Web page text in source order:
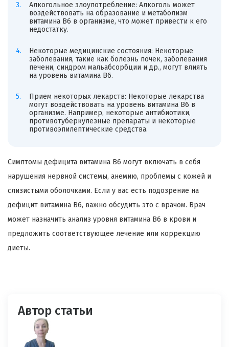
Алкогольное злоупотребление: Алкоголь может
воздействовать на образование и метаболизм
витамина B6 в организме, что может привести к его
недостатку.
Некоторые медицинские состояния: Некоторые
заболевания, такие как болезнь почек, заболевания
печени, синдром мальабсорбции и др., могут влиять
на уровень витамина B6.
Прием некоторых лекарств: Некоторые лекарства
могут воздействовать на уровень витамина B6 в
организме. Например, некоторые антибиотики,
противотуберкулезные препараты и некоторые
противоэпилептические средства.
Симптомы дефицита витамина B6 могут включать в себя
нарушения нервной системы, анемию, проблемы с кожей и
слизистыми оболочками. Если у вас есть подозрение на
дефицит витамина B6, важно обсудить это с врачом. Врач
может назначить анализ уровня витамина B6 в крови и
предложить соответствующее лечение или коррекцию
диеты.
Автор статьи